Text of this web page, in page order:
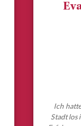
Ich
Stadt los